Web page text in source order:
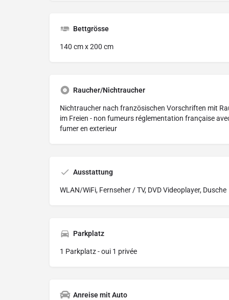
Bettgrösse
140 cm x 200 cm
Raucher/Nichtraucher
Nichtraucher nach französischen Vorschriften mit
im Freien - non fumeurs réglementation française
fumer en exterieur
Ausstattung
WLAN/WiFi, Fernseher / TV, DVD Videoplayer, Dusche
Parkplatz
1 Parkplatz - oui 1 privée
Anreise mit Auto